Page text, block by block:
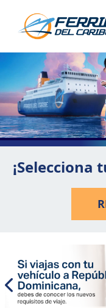
¡Selecciona